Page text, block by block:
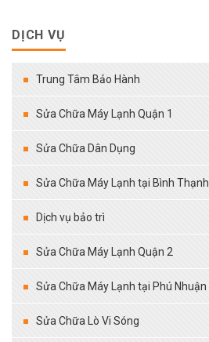
DỊCH VỤ
Trung Tâm Bảo Hành
Sửa Chữa Máy Lạnh Quận 1
Sửa Chữa Dân Dụng
Sửa Chữa Máy Lạnh tại Bình Thạnh
Dịch vụ bảo trì
Sửa Chữa Máy Lạnh Quận 2
Sửa Chữa Máy Lạnh tại Phú Nhuận
Sửa Chữa Lò Vi Sóng